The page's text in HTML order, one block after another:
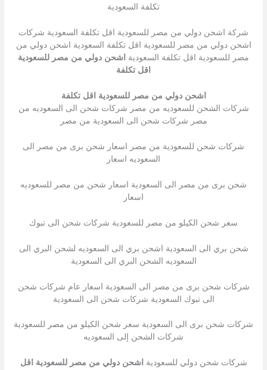
تكلفة السعودية
شركة اشحن دولي من مصر للسعودية اقل تكلفة السعودية شركات
اشحن دولي من مصر للسعودية اقل تكلفة السعودية اشحن دولي من
مصر للسعودية اقل تكلفة السعودية
اشحن دولي من مصر للسعودية
اقل تكلفة
اشحن دولي من مصر للسعودية اقل تكلفة
شركات الشحن للسعوديه من مصر شركات شحن الى السعوديه من
مصر شركات شحن الى السعودية من مصر
شركات شحن للسعودية من مصر اسعار شحن برى من مصر الى
السعوديه اسعار
شحن برى من مصر الى السعودية اسعار شحن من مصر للسعوديه
اسعار
سعر شحن الكيلو من مصر للسعودية شركات شحن الى تبوك
شحن بري الى السعودية اشحن بري الى السعوديه لشحن البري الى
السعوديه الشحن البري الى السعودية
شركات شحن برى من مصر الى السعودية اسعار عام شركات شحن
الى تبوك السعودية شركات شحن الى السعودية
شركات شحن برى الى السعودية سعر شحن الكيلو من مصر للسعودية
شركات الشحن إلى السعوديه
شركات شحن دولي للسعودية
اشحن دولي من مصر للسعودية اقل